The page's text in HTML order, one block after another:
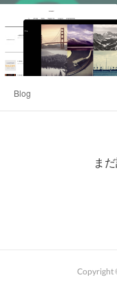
Blog
ま
Copyright